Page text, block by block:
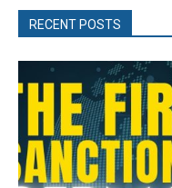
RECENT POSTS